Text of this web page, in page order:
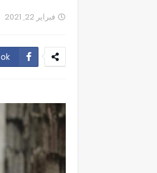
فبراير 22, 2021